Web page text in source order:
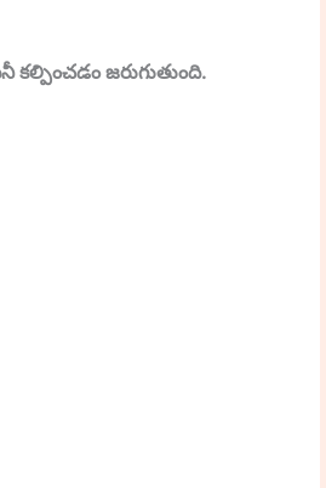
జరుగుతుంది.